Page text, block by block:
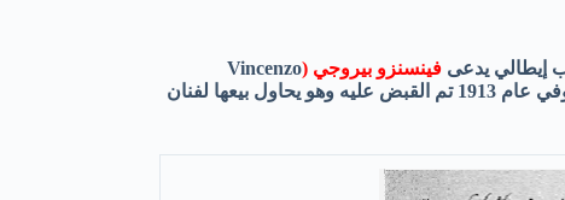
فينسنزو بيروجي (Vincenzo
) – والذي انتقل إلى باريس عام 1908 و عمل بمتحف اللوفر- بسرقتها .وفي عام 1913 تم القبض عليه وهو يحاول بيعها لفنان